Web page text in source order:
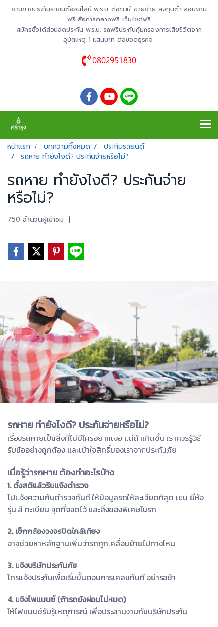
งานขายประกันรถยนต์ออนไลน์ พ.ร.บ. ต่อภาษี ขายง่าย ลงทุนต่ำ สอนงาน
ฟรี สื่อการตลาดฟรี เว็บไซต์ฟรี
สมัครซื้อได้ส่วนลดประกัน พ.ร.บ. รถฟรีประกันคุ้มครองการเสียชีวิตจาก
อุบัติเหตุ 1 แสนบาท ต่อยอดธุรกิจ
0802951830
หน้าแรก บทความทั้งหมด
ประกันรถยนต์
รถหาย ทำยังไงดี? ประกันจ่ายหรือไม่?
รถหาย ทำยังไงดี? ประกันจ่าย
หรือไม่?
750 จำนวนผู้เข้าชม |
รถหาย ทำยังไงดี? ประกันจ่ายหรือไม่?
เรื่องรถหายเป็นสิ่งที่ไม่มีใครอยากเจอ แต่ถ้าเกิดขึ้น เราควรรู้วิธี
รับมืออย่างถูกต้อง และเข้าใจสิทธิ์ของเราจากประกันภัย
เมื่อรู้ว่ารถหาย ต้องทำอะไรบ้าง
1. ตั้งสติแล้วรีบแจ้งตำรวจ
ไปแจ้งความกับตำรวจทันที ให้ข้อมูลรถให้ละเอียดที่สุด เช่น ยี่ห้อ
รุ่น สี ทะเบียน จุดที่จอดไว้ และสิ่งของพิเศษในรถ
2. เช็กกล้องวงจรปิดใกล้เคียง
อาจช่วยหาหลักฐานเพิ่มว่ารถถูกเคลื่อนย้ายไปทางไหน
3. แจ้งบริษัทประกันภัย
โทรแจ้งประกันเพื่อเริ่มขั้นตอนการเคลมทันที อย่ารอช้า
4. แจ้งไฟแนนซ์ (ถ้ารถยังผ่อนไม่หมด)
ให้ไฟแนนซ์รับรู้เหตุการณ์ เพื่อประสานงานกับบริษัทประกัน